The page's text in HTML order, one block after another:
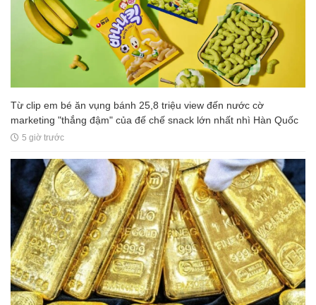
Từ clip em bé ăn vụng bánh 25,8 triệu view đến nước cờ
marketing "thắng đậm" của đế chế snack lớn nhất nhì Hàn Quốc
5 giờ trước